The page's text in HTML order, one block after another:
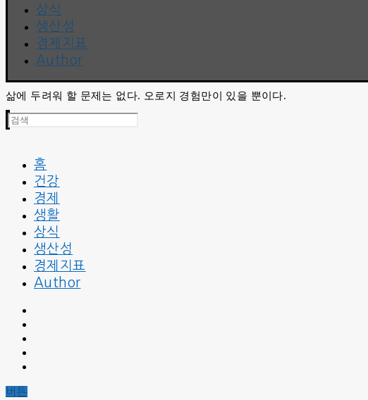
상식
생산성
경제지표
Author
삶에 두려워 할 문제는 없다. 오로지 경험만이 있을 뿐이다.
검
색
홈
건강
경제
생활
상식
생산성
경제지표
Author
버튼